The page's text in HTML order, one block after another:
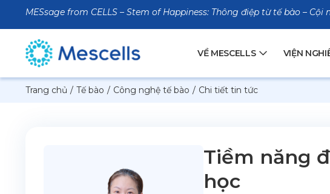
MESsage from CELLS – Stem of Happiness: Thông điệp từ tế bào –
VỀ MESCELLS VIỆN
Trang chủ / Tế bào / Công nghệ tế bào / Chi tiết tin tức
Tiềm năng
học